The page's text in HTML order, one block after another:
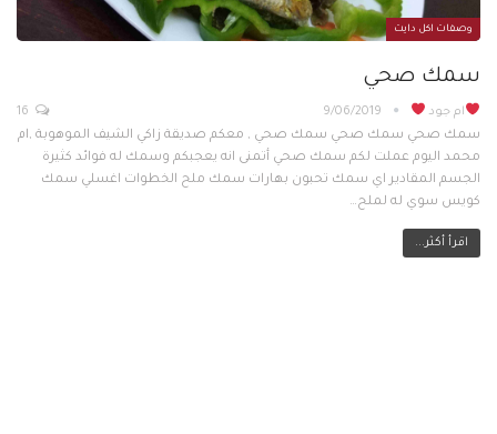
وصفات اكل دايت
سمك صحي
ام جود 9/06/2019
سمك صحي سمك صحي سمك صحي , معكم صديقة زاكي الشيف الموهوبة ,ام
محمد اليوم عملت لكم سمك صحي أتمنى انه يعجبكم وسمك له فوائد كثيرة
الجسم المقادير اي سمك تحبون بهارات سمك ملح الخطوات اغسلي سمك
كويس سوي له لملح…
اقرأ أكثر...